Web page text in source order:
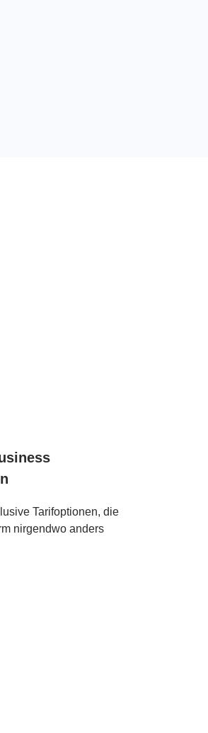
Tarifoptionen, die
nirgendwo anders